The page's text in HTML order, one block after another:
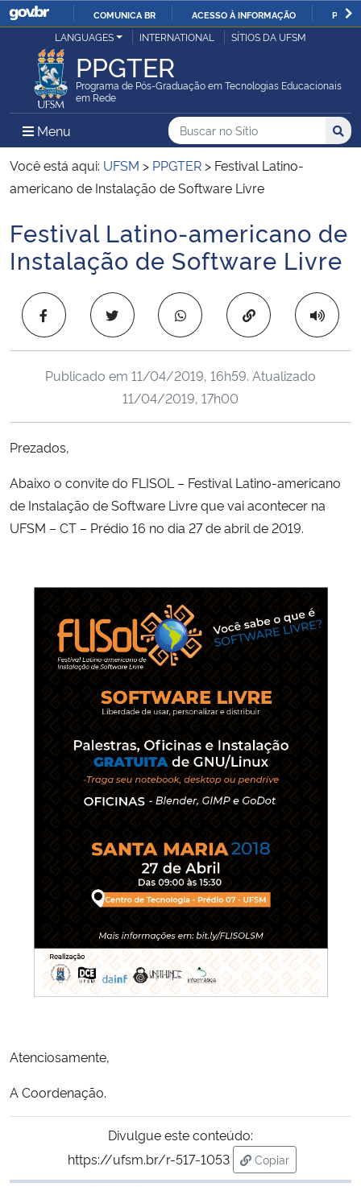
IR
O
COMUNICA BR ACESSO À INFORMAÇÃO
Ministério da Justiça e Segurança Pública
Ministério da Defesa
Ministério das Relações Exteriores
Ministério da Infraestrutura
Ministério da Educação
Ministério da Cidadania
Ministério da Ciência, Tecnologia, Inovações e Comunicações
Ministério do Turismo
Ministério do Desenvolvimento Regional
Controladoria-Geral da União
Ministério da Mulher, da Família e dos Direitos Humanos
Secretaria de Governo
Gabinete de Segurança Institucional
Advocacia-Geral da União
LANGUAGES INTERNATIONAL SÍTIOS DA UFSM
PPGTER
Programa de Pós-Graduação em Tecnologias Educacionais
em Rede
Menu Menu Principal do Sítio
Busca
Buscar no no Sítio
Busca:
Você está aqui: UFSM > PPGTER > Festival Latino-
americano de Instalação de Software Livre
Início do conteúdo
Festival Latino-americano de
Instalação de Software Livre
Copiar para área
Publicado em 11/04/2019, 16h59. Atualizado
11/04/2019, 17h00
Prezados,
Abaixo o convite do FLISOL – Festival Latino-americano
de Instalação de Software Livre que vai acontecer na
UFSM – CT – Prédio 16 no dia 27 de abril de 2019.
Atenciosamente,
A Coordenação.
Divulgue este conteúdo:
https://ufsm.br/r-517-1053
Copiar
para área de